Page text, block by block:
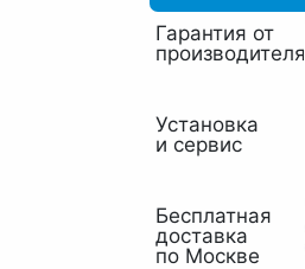
Гарантия от
производителя
Установка
и сервис
Бесплатная
доставка
по Москве